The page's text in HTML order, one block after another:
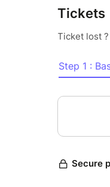
vampires,
rêver.
un
de
Dimitar
Mathieu
Tickets